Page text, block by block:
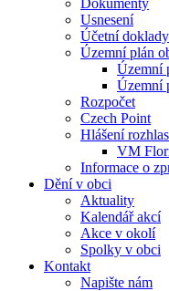
Dokumenty
Usnesení
Účetní doklady
Územní plán
Územní
Územní
Rozpočet
Czech Point
Hlášení
VM
Informace o
Dění v obci
Aktuality
Kalendář akcí
Akce v okolí
Spolky v obci
Kontakt
Napište nám